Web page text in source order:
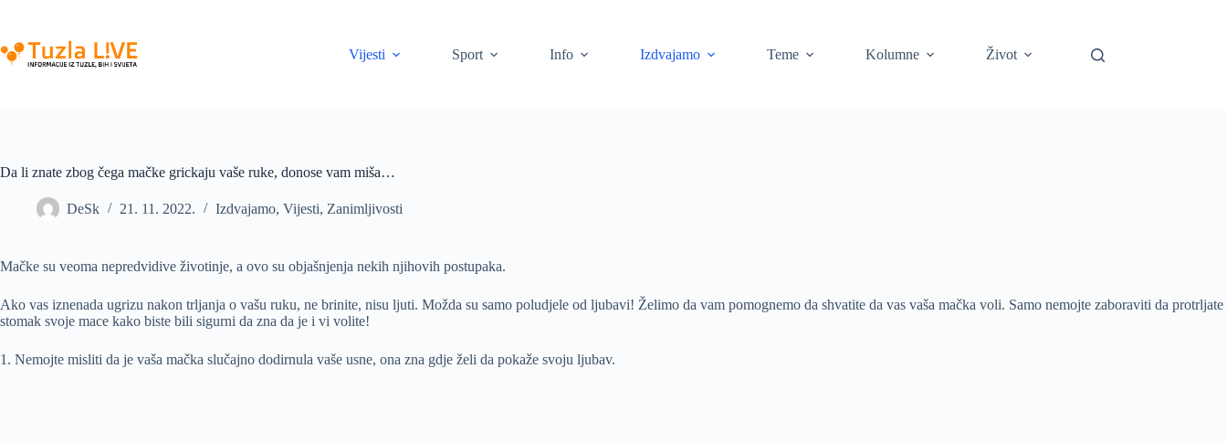
content
Vijesti
Sport Info Izdvajamo Teme Kolumne Život
Da li znate zbog čega mačke grickaju vaše ruke, donose vam miša…
DeSk 21. 11. 2022. Izdvajamo, Vijesti, Zanimljivosti
Mačke su veoma nepredvidive životinje, a ovo su objašnjenja nekih njihovih postupaka.
Ako vas iznenada ugrizu nakon trljanja o vašu ruku, ne brinite, nisu ljuti. Možda su samo poludjele od ljubavi! Želimo da vam pomognemo da shvatite da vas vaša mačka voli. Samo nemojte zaboraviti da protrljate
stomak svoje mace kako biste bili sigurni da zna da je i vi volite!
1. Nemojte misliti da je vaša mačka slučajno dodirnula vaše usne, ona zna gdje želi da pokaže svoju ljubav.